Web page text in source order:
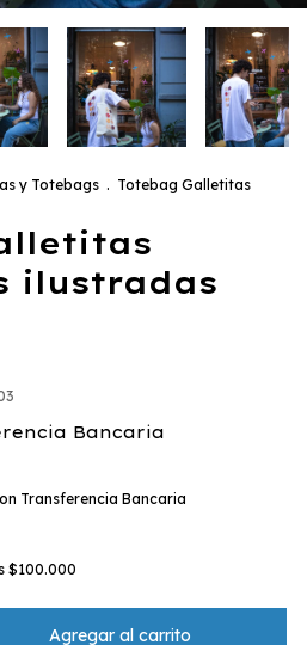
y Totebags . Totebag Galletitas
ilustradas
Bancaria
Transferencia Bancaria
$100.000